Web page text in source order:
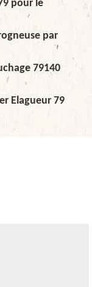
pour le
par
79140
Elagueur 79